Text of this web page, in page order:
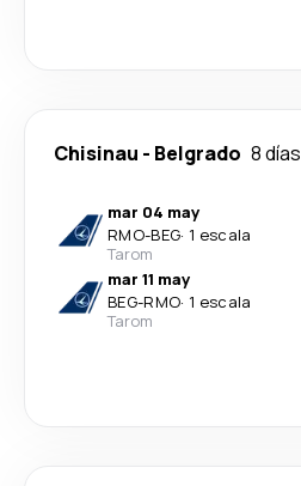
Chisinau - Belgrado 8 días
mar 04 may
RMO-BEG· 1 escala
Tarom
mar 11 may
BEG-RMO· 1 escala
Tarom